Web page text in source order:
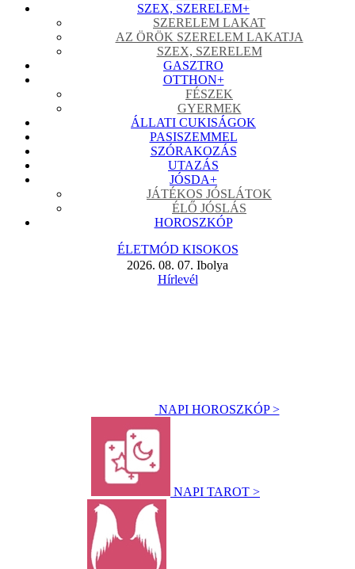
SZEX, SZERELEM+
SZERELEM LAKAT
AZ ÖRÖK SZERELEM LAKATJA
SZEX, SZERELEM
GASZTRO
OTTHON+
FÉSZEK
GYERMEK
ÁLLATI CUKISÁGOK
PASISZEMMEL
SZÓRAKOZÁS
UTAZÁS
JÓSDA+
JÁTÉKOS JÓSLÁTOK
ÉLŐ JÓSLÁS
HOROSZKÓP
ÉLETMÓD KISOKOS
2026. 08. 07. Ibolya
Hírlevél
NAPI HOROSZKÓP >
NAPI TAROT >